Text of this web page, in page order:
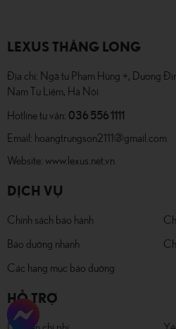
LEXUS THĂNG LONG
Địa chỉ: Ngã tư Phạm Hùng +, Dương
Nam Từ Liêm, Hà Nội
Hotline tư vấn: 036 556 1111
Email: hoangtrungson2111@gmail.com
Website: www.lexus.net.vn
DỊCH VỤ
Chính sách bảo hành
Bảo dưỡng nhanh
Các hạng mục bảo dưỡng
HỖ TRỢ